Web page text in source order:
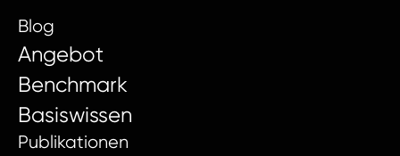
Blog
Angebot
Benchmark
Basiswissen
Publikationen